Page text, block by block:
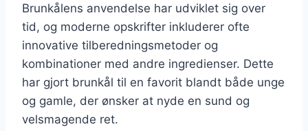
Brunkålens anvendelse har udviklet sig over
tid, og moderne opskrifter inkluderer ofte
innovative tilberedningsmetoder og
kombinationer med andre ingredienser. Dette
har gjort brunkål til en favorit blandt både unge
og gamle, der ønsker at nyde en sund og
velsmagende ret.